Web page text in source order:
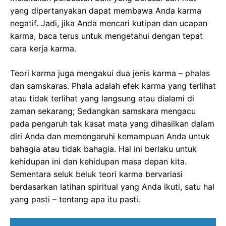
yang dipertanyakan dapat membawa Anda karma
negatif. Jadi, jika Anda mencari kutipan dan ucapan
karma, baca terus untuk mengetahui dengan tepat
cara kerja karma.
Teori karma juga mengakui dua jenis karma – phalas
dan samskaras. Phala adalah efek karma yang terlihat
atau tidak terlihat yang langsung atau dialami di
zaman sekarang; Sedangkan samskara mengacu
pada pengaruh tak kasat mata yang dihasilkan dalam
diri Anda dan memengaruhi kemampuan Anda untuk
bahagia atau tidak bahagia. Hal ini berlaku untuk
kehidupan ini dan kehidupan masa depan kita.
Sementara seluk beluk teori karma bervariasi
berdasarkan latihan spiritual yang Anda ikuti, satu hal
yang pasti – tentang apa itu pasti.